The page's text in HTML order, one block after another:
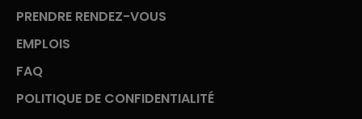
PRENDRE RENDEZ-VOUS
EMPLOIS
FAQ
POLITIQUE DE CONFIDENTIALITÉ